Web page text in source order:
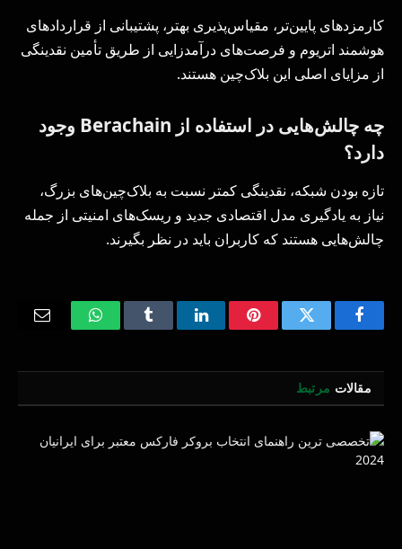
کارمزدهای پایین‌تر، مقیاس‌پذیری بهتر، پشتیبانی از قراردادهای
هوشمند اتریوم و فرصت‌های درآمدزایی از طریق تأمین نقدینگی
از مزایای اصلی این بلاک‌چین هستند.
چه چالش‌هایی در استفاده از Berachain وجود
دارد؟
تازه بودن شبکه، نقدینگی کمتر نسبت به بلاک‌چین‌های بزرگ،
نیاز به یادگیری مدل اقتصادی جدید و ریسک‌های امنیتی از جمله
چالش‌هایی هستند که کاربران باید در نظر بگیرند.
Facebook
Twitter
Pinterest
LinkedIn
Tumblr
WhatsApp
مقالات مرتبط